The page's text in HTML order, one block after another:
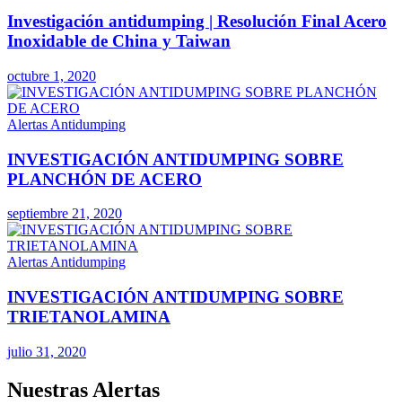
Investigación antidumping | Resolución Final Acero
Inoxidable de China y Taiwan
octubre 1, 2020
Alertas Antidumping
INVESTIGACIÓN ANTIDUMPING SOBRE
PLANCHÓN DE ACERO
septiembre 21, 2020
Alertas Antidumping
INVESTIGACIÓN ANTIDUMPING SOBRE
TRIETANOLAMINA
julio 31, 2020
Nuestras Alertas